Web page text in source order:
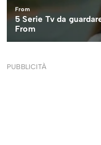
PUBBLICITÀ